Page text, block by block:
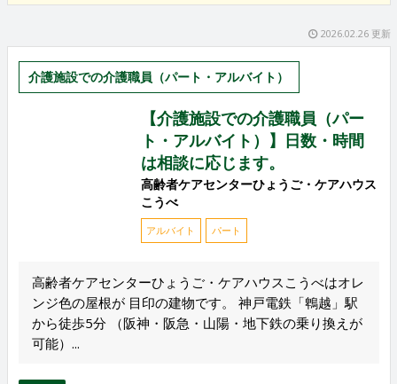
2026.02.26 更新
介護施設での介護職員（パート・アルバイト）
【介護施設での介護職員（パー
ト・アルバイト）】日数・時間
は相談に応じます。
高齢者ケアセンターひょうご・ケアハウス
こうべ
アルバイト パート
高齢者ケアセンターひょうご・ケアハウスこうべはオレ
ンジ色の屋根が 目印の建物です。 神戸電鉄「鵯越」駅
から徒歩5分 （阪神・阪急・山陽・地下鉄の乗り換えが
可能）...